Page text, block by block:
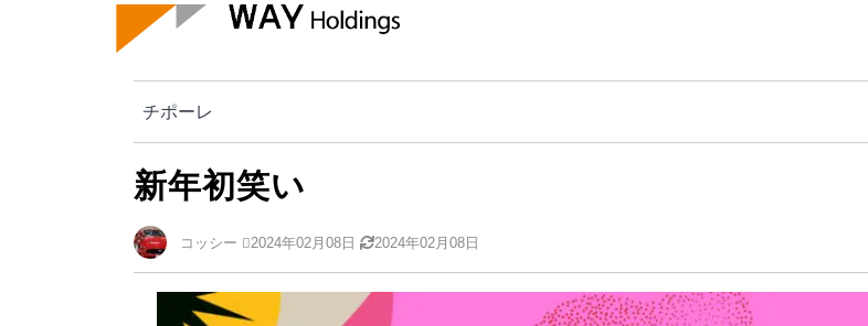
チポーレ
新年初笑い
コッシー 2024年02月08日 2024年02月08日